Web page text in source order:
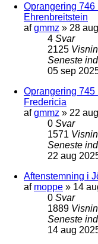
Oprangering
Ehrenbreitstein
afgmmz » 28
4 Svar
2125
Seneste
05 sep
Oprangering
Fredericia
afgmmz » 22
0 Svar
1571
Seneste
22 aug
Aftenstemning i
af moppe » 14
0 Svar
1889
Seneste
14 aug